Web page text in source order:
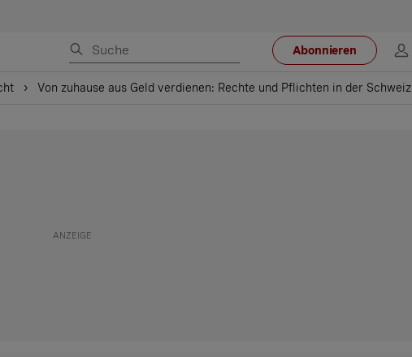
Abonnieren
Von zuhause aus Geld verdienen: Rechte und Pflichten in der Schweiz